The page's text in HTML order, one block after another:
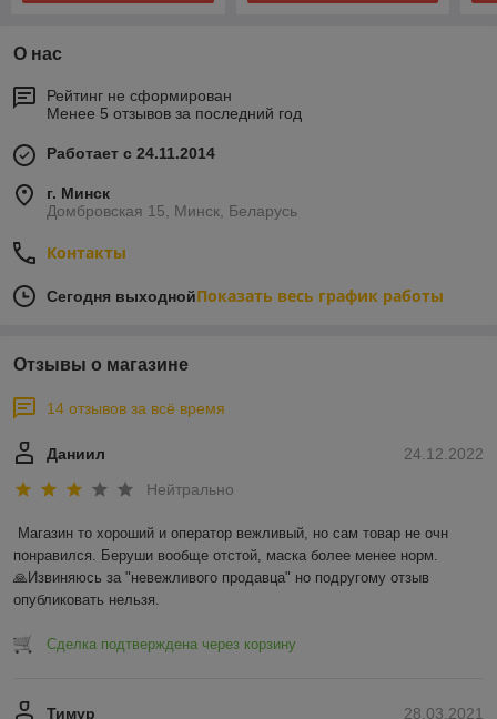
О нас
Рейтинг не сформирован
Менее 5 отзывов за последний год
Работает с 24.11.2014
г. Минск
Домбровская 15, Минск, Беларусь
Контакты
Сегодня выходнойПоказать весь график работы
Отзывы о магазине
14 отзывов за всё время
24.12.2022
Даниил
Нейтрально
Магазин то хороший и оператор вежливый, но сам товар не очн
понравился. Беруши вообще отстой, маска более менее норм.
🙏Извиняюсь за "невежливого продавца" но подругому отзыв
опубликовать нельзя.
Сделка подтверждена через корзину
28.03.2021
Тимур